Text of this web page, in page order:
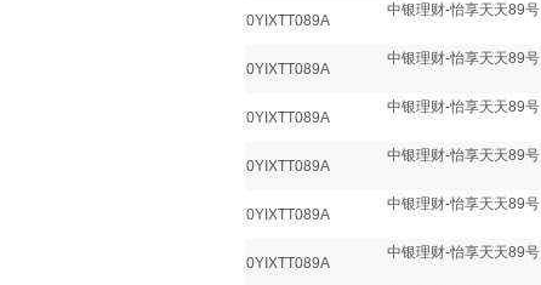
0YIXTT089A
中银理财-怡享天天89号
0YIXTT089A
中银理财-怡享天天89号
0YIXTT089A
中银理财-怡享天天89号
0YIXTT089A
中银理财-怡享天天89号
0YIXTT089A
中银理财-怡享天天89号
0YIXTT089A
中银理财-怡享天天89号